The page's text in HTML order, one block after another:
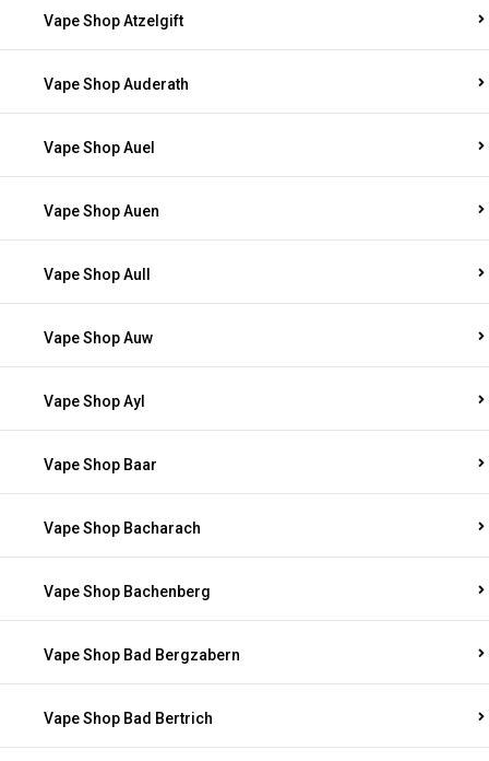
Vape Shop Atzelgift
Vape Shop Auderath
Vape Shop Auel
Vape Shop Auen
Vape Shop Aull
Vape Shop Auw
Vape Shop Ayl
Vape Shop Baar
Vape Shop Bacharach
Vape Shop Bachenberg
Vape Shop Bad Bergzabern
Vape Shop Bad Bertrich